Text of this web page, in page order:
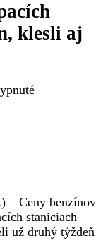
klesli aj
na
klesli
aj
ceny
– Ceny benzínov
staniciach
už druhý týždeň